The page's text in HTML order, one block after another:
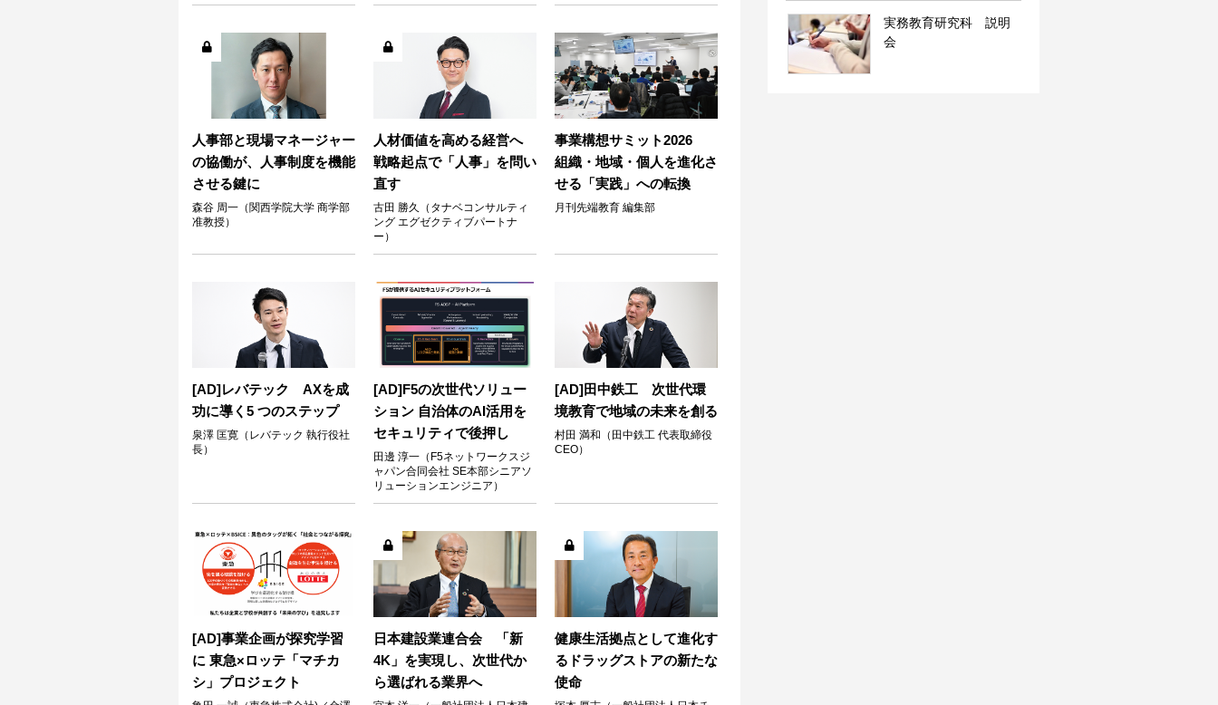
人事部と現場マネージャー
の協働が、人事制度を機能
させる鍵に
森谷 周一（関西学院大学 商学部
准教授）
人材価値を高める経営へ
戦略起点で「人事」を問い
直す
古田 勝久（タナベコンサルティ
ング エグゼクティブパートナ
ー）
事業構想サミット2026
組織・地域・個人を進化さ
せる「実践」への転換
月刊先端教育 編集部
[AD]レバテック AXを成
功に導く5 つのステップ
泉澤 匡寛（レバテック 執行役社
長）
[AD]F5の次世代ソリュー
ション 自治体のAI活用を
セキュリティで後押し
田邊 淳一（F5ネットワークスジ
ャパン合同会社 SE本部シニアソ
リューションエンジニア）
[AD]田中鉄工 次世代環
境教育で地域の未来を創る
村田 満和（田中鉄工 代表取締役
CEO）
[AD]事業企画が探究学習
に 東急×ロッテ「マチカ
シ」プロジェクト
日本建設業連合会 「新
4K」を実現し、次世代か
ら選ばれる業界へ
健康生活拠点として進化す
るドラッグストアの新たな
使命
実務教育研究科 説明
会